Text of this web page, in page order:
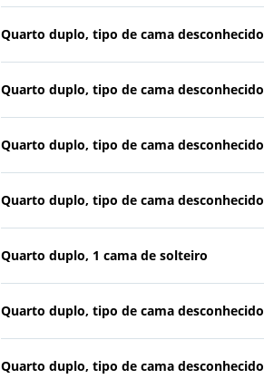
Quarto duplo, tipo de cama desconhecido
Quarto duplo, tipo de cama desconhecido
Quarto duplo, tipo de cama desconhecido
Quarto duplo, tipo de cama desconhecido
Quarto duplo, 1 cama de solteiro
Quarto duplo, tipo de cama desconhecido
Quarto duplo, tipo de cama desconhecido